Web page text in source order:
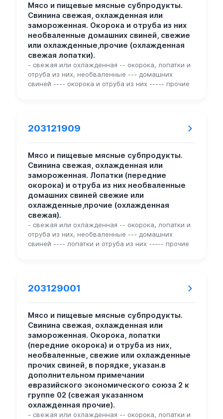
Мясо и пищевые мясные субпродукты.
Свинина свежая, охлажденная или
замороженная. Окорока и отруба из них
необваленные домашних свиней, свежие
или охлажденные,прочие (охлажденная
свежая лопатки).
- свежая или охлажденная -- окорока, лопатки и
отруба из них, необваленные --- домашних
свиней ---- окорока и отруба из них ----- прочие
203121909
Мясо и пищевые мясные субпродукты.
Свинина свежая, охлажденная или
замороженная. Лопатки (передние
окорока) и отруба из них необваленные
домашних свиней свежие или
охлажденные,прочие (охлажденная
свежая).
- свежая или охлажденная -- окорока, лопатки и
отруба из них, необваленные --- домашних
свиней ---- лопатки и отруба из них ----- прочие
203129001
Мясо и пищевые мясные субпродукты.
Свинина свежая, охлажденная или
замороженная. Окорока, лопатки
(передние окорока) и отруба из них,
необваленные, свежие или охлажденные
прочих свиней, в порядке, указан.в
дополнительном примечании
евразийского экономического союза 2 к
группе 02 (свежая указанном
охлажденная прочие).
- свежая или охлажденная -- окорока, лопатки и